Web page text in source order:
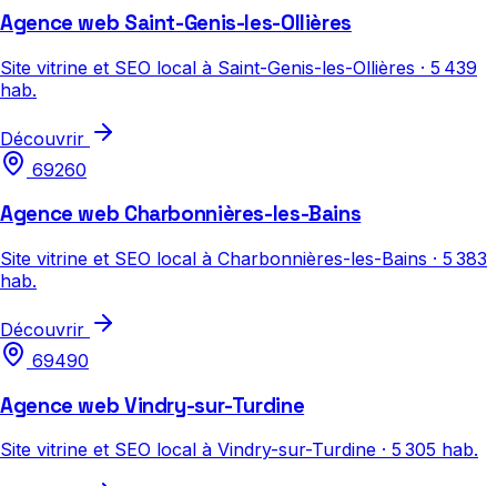
Agence web Saint-Genis-les-Ollières
Site vitrine et SEO local à Saint-Genis-les-Ollières · 5 439
hab.
Découvrir
69260
Agence web Charbonnières-les-Bains
Site vitrine et SEO local à Charbonnières-les-Bains · 5 383
hab.
Découvrir
69490
Agence web Vindry-sur-Turdine
Site vitrine et SEO local à Vindry-sur-Turdine · 5 305 hab.